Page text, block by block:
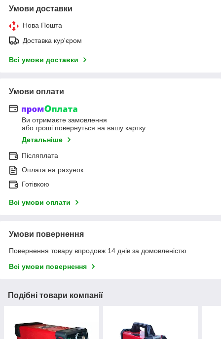
Умови доставки
Нова Пошта
Доставка кур'єром
Всі умови доставки
Умови оплати
Ви отримаєте замовлення
або гроші повернуться на вашу картку
Детальніше
Післяплата
Оплата на рахунок
Готівкою
Всі умови оплати
Умови повернення
Повернення товару впродовж 14 днів за домовленістю
Всі умови повернення
Подібні товари компанії